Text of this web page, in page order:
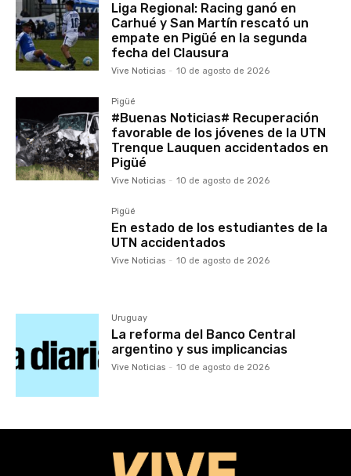
Liga Regional: Racing ganó en
Carhué y San Martín rescató un
empate en Pigüé en la segunda
fecha del Clausura
Vive Noticias - 10 de agosto de 2026
Pigüé
#Buenas Noticias# Recuperación
favorable de los jóvenes de la UTN
Trenque Lauquen accidentados en
Pigüé
Vive Noticias - 10 de agosto de 2026
Pigüé
En estado de los estudiantes de la
UTN accidentados
Vive Noticias - 10 de agosto de 2026
Uruguay
La reforma del Banco Central
argentino y sus implicancias
Vive Noticias - 10 de agosto de 2026